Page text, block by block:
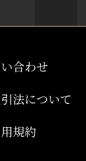
合わせ
法について
規約